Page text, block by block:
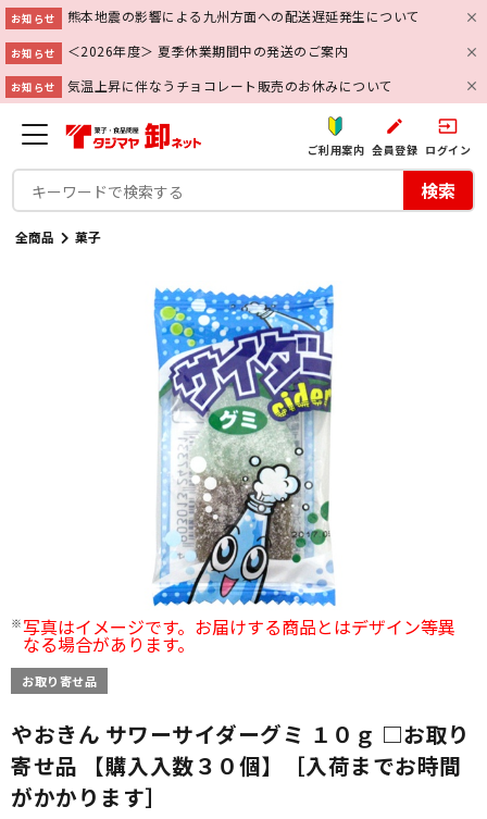
お知らせ 熊本地震の影響による九州方面への配送遅延発生について
お知らせ ＜2026年度＞ 夏季休業期間中の発送のご案内
お知らせ 気温上昇に伴なうチョコレート販売のお休みについて
ご利用案内
create
会員登録
input
ログイン
検索
全商品 菓子
写真はイメージです。お届けする商品とはデザイン等異
なる場合があります。
お取り寄せ品
やおきん サワーサイダーグミ １０ｇ □お取り
寄せ品 【購入入数３０個】［入荷までお時間
がかかります］